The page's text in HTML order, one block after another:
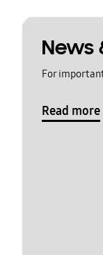
News
For
Read more